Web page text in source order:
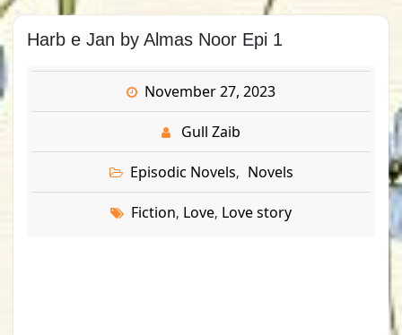
Harb e Jan by Almas Noor Epi 1
November 27, 2023
Gull Zaib
Episodic Novels, Novels
Fiction, Love, Love story